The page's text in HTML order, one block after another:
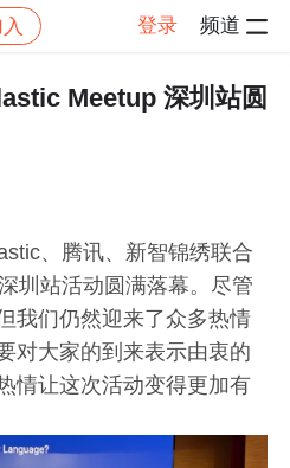
登录 频道
会议及 Meetups 帖子详
Meetup 深圳站圆
、腾讯、新智锦绣联合
圳站活动圆满落幕。尽管
我们仍然迎来了众多热情
对大家的到来表示由衷的
情让这次活动变得更加有